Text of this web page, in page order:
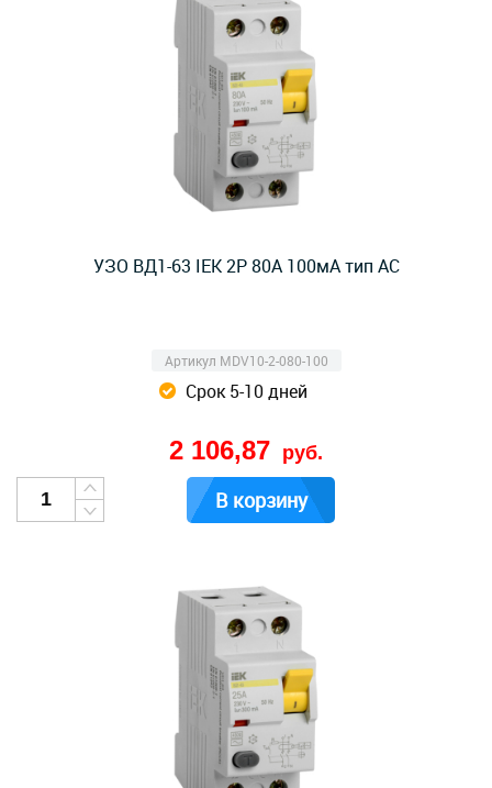
УЗО ВД1-63 IEK 2Р 80А 100мА тип AC
Артикул MDV10-2-080-100
Срок 5-10 дней
2 106,87 руб.
В корзину